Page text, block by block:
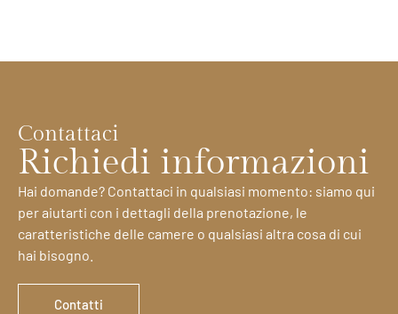
Contattaci
Richiedi informazioni
Hai domande? Contattaci in qualsiasi momento: siamo qui
per aiutarti con i dettagli della prenotazione, le
caratteristiche delle camere o qualsiasi altra cosa di cui
hai bisogno.
Contatti